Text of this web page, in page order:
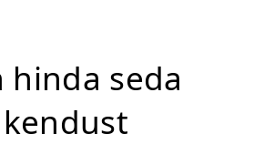
hinda seda